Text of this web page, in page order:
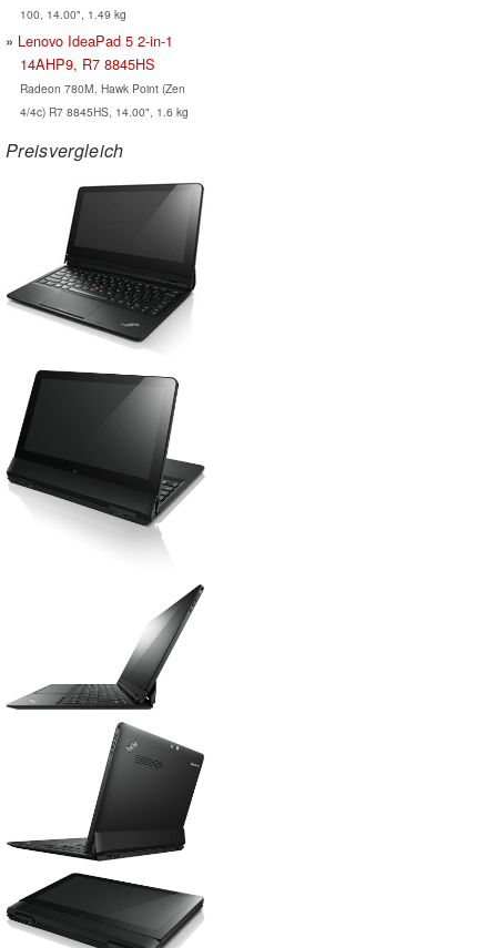
100, 14.00", 1.49 kg
Lenovo IdeaPad 5 2-in-1
14AHP9, R7 8845HS
Radeon 780M, Hawk Point (Zen
4/4c) R7 8845HS, 14.00", 1.6 kg
Preisvergleich